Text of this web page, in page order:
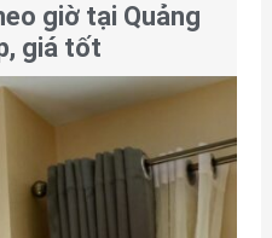
giờ tại Quảng
giá tốt